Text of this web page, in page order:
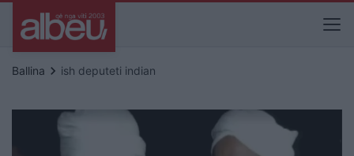
Ballina keyboard_arrow_right ish deputeti indian